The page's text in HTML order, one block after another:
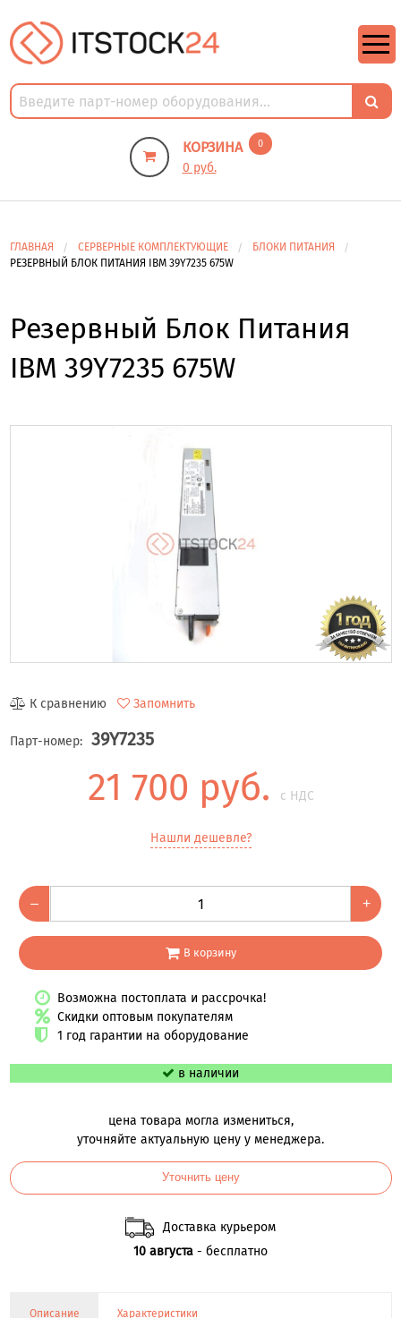
КОРЗИНА 0
0 руб.
ГЛАВНАЯ СЕРВЕРНЫЕ КОМПЛЕКТУЮЩИЕ
БЛОКИ ПИТАНИЯ
РЕЗЕРВНЫЙ БЛОК ПИТАНИЯ IBM 39Y7235 675W
Резервный Блок Питания
IBM 39Y7235 675W
К сравнению Запомнить
Парт-номер: 39Y7235
21 700 руб. с НДС
Нашли дешевле?
– +
В корзину
Возможна постоплата и рассрочка!
Скидки оптовым покупателям
1 год гарантии на оборудование
в наличии
цена товара могла измениться,
уточняйте актуальную цену у менеджера.
Уточнить цену
Доставка курьером
10 августа - бесплатно
Описание Характеристики